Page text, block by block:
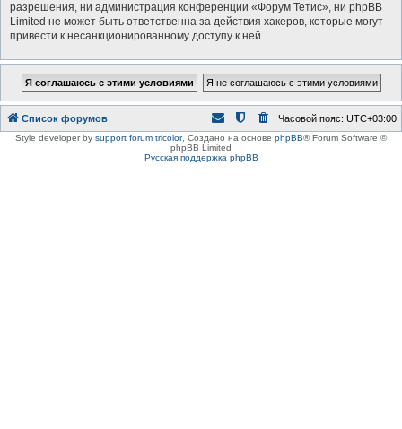
разрешения, ни администрация конференции «Форум Тетис», ни phpBB
Limited не может быть ответственна за действия хакеров, которые могут
привести к несанкционированному доступу к ней.
Список форумов Часовой пояс: UTC+03:00
Style developer by support forum tricolor, Создано на основе phpBB® Forum Software ©
phpBB Limited
Русская поддержка phpBB